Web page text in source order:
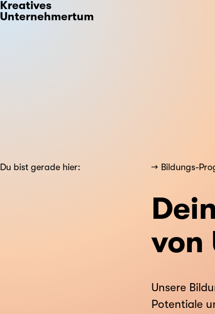
Kreatives
Unternehmertum
Du bist gerade hier: Bildungs-
von
Unsere
Potentiale